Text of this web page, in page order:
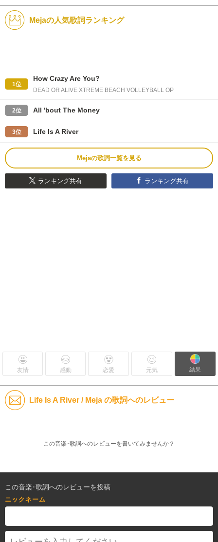
Mejaの人気歌詞ランキング
1位
How Crazy Are You?
DEAD OR ALIVE XTREME BEACH VOLLEYBALL OP
2位 All 'bout The Money
3位 Life Is A River
Mejaの歌詞一覧を見る
ランキング共有 ランキング共有
友情 感動 恋愛 元気 結果
Life Is A River / Meja の歌詞へのレビュー
この音楽･歌詞へのレビューを書いてみませんか？
この音楽･歌詞へのレビューを投稿
ニックネーム